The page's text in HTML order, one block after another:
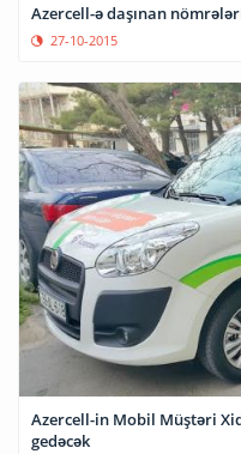
Azercell-ə daşınan
27-10-2015
Azercell-in Mobil Müştəri
gedəcək